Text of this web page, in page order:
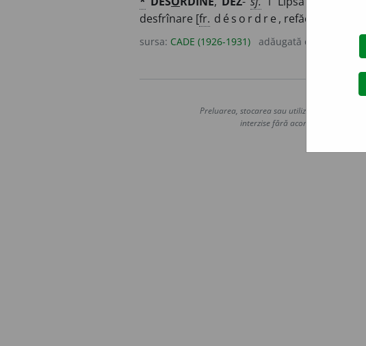
desfrînare [fr. désordre , refăcut după o r
sursa: CADE (1926-1931) adăugată de
Preluarea, stocarea sau utilizarea datelor de
interzise fără acordul nostru